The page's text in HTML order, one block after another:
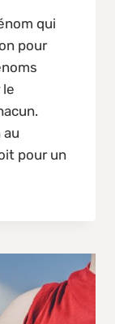
qui
pour
au
pour un